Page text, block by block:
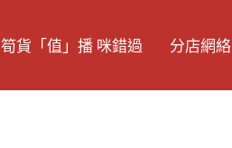
筍貨「值」播 咪錯過 分店網絡